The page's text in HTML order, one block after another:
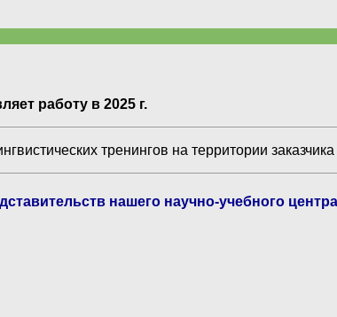
работу в 2025 г.
тренингов на территории
нашего научно-учебного